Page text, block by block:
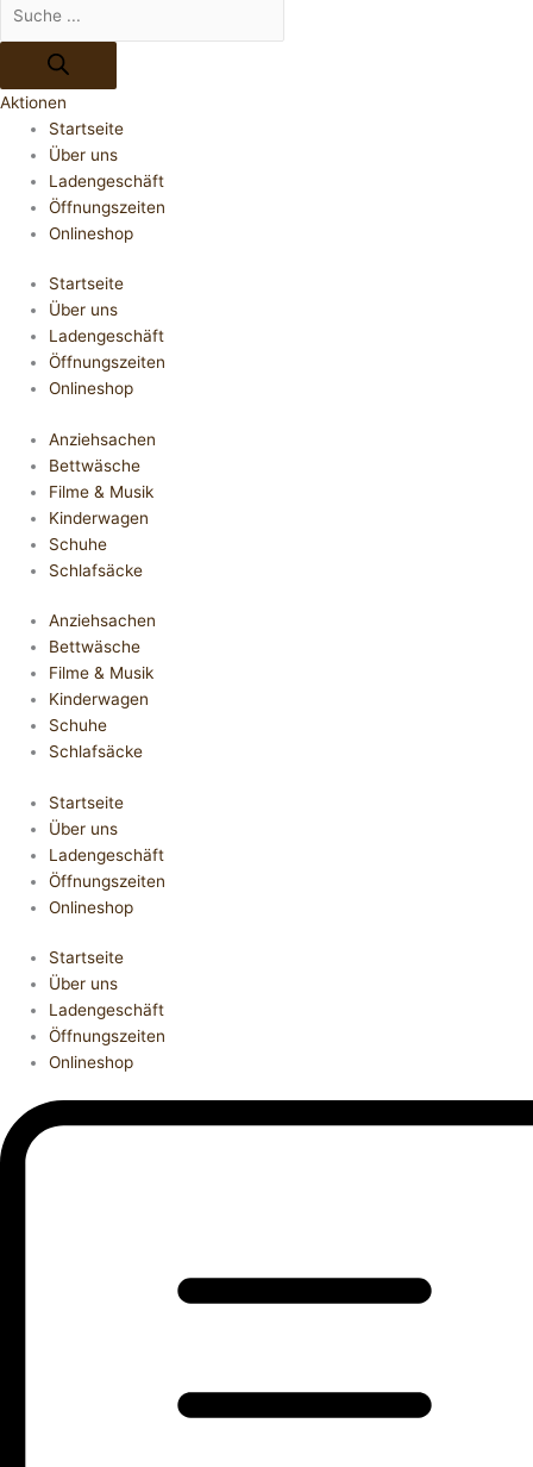
Aktionen
Startseite
Über uns
Ladengeschäft
Öffnungszeiten
Onlineshop
Startseite
Über uns
Ladengeschäft
Öffnungszeiten
Onlineshop
Anziehsachen
Bettwäsche
Filme & Musik
Kinderwagen
Schuhe
Schlafsäcke
Anziehsachen
Bettwäsche
Filme & Musik
Kinderwagen
Schuhe
Schlafsäcke
Startseite
Über uns
Ladengeschäft
Öffnungszeiten
Onlineshop
Startseite
Über uns
Ladengeschäft
Öffnungszeiten
Onlineshop